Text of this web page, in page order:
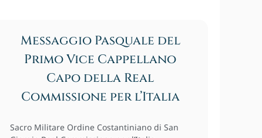
Messaggio Pasquale del
Primo Vice Cappellano
Capo della Real
Commissione per l’Italia
Sacro Militare Ordine Costantiniano di San